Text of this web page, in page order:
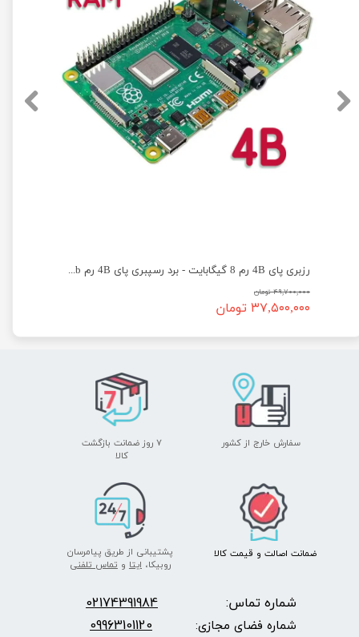
رزبری پای 4B رم 8 گیگابایت - برد رسپبری پای 4B رم 8Gb
۴۹,۷۰۰,۰۰۰ تومان
۳۷,۵۰۰,۰۰۰ تومان
پشتیبانی از طریق پیامرسان
روبیکا،ایتا وتماس تلفنی
سفارش خارج از کشور
۷ روز ضمانت بازگشت
​​​​​​​کالا
ضمانت اصالت و قیمت​​​​​​​ کالا ​​​​​​​
شماره تماس: 02174391984
شماره فضای مجازی: 09963101120